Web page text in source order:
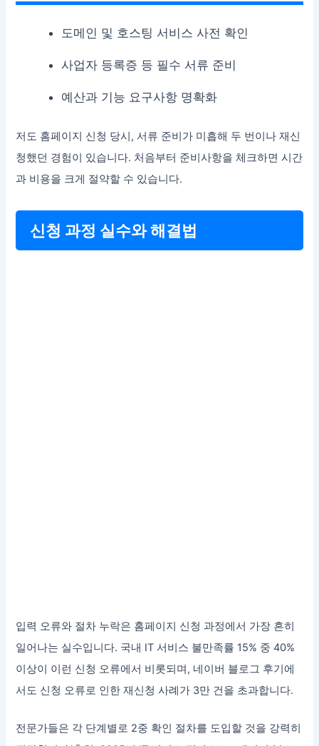
도메인 및 호스팅 서비스 사전 확인
사업자 등록증 등 필수 서류 준비
예산과 기능 요구사항 명확화
저도 홈페이지 신청 당시, 서류 준비가 미흡해 두 번이나 재신
청했던 경험이 있습니다. 처음부터 준비사항을 체크하면 시간
과 비용을 크게 절약할 수 있습니다.
신청 과정 실수와 해결법
입력 오류와 절차 누락은 홈페이지 신청 과정에서 가장 흔히
일어나는 실수입니다. 국내 IT 서비스 불만족률 15% 중 40%
이상이 이런 신청 오류에서 비롯되며, 네이버 블로그 후기에
서도 신청 오류로 인한 재신청 사례가 3만 건을 초과합니다.
전문가들은 각 단계별로 2중 확인 절차를 도입할 것을 강력히